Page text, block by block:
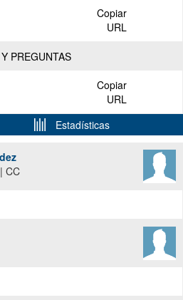
Copiar
URL
PREGUNTAS
Copiar
URL
Estadísticas
CC